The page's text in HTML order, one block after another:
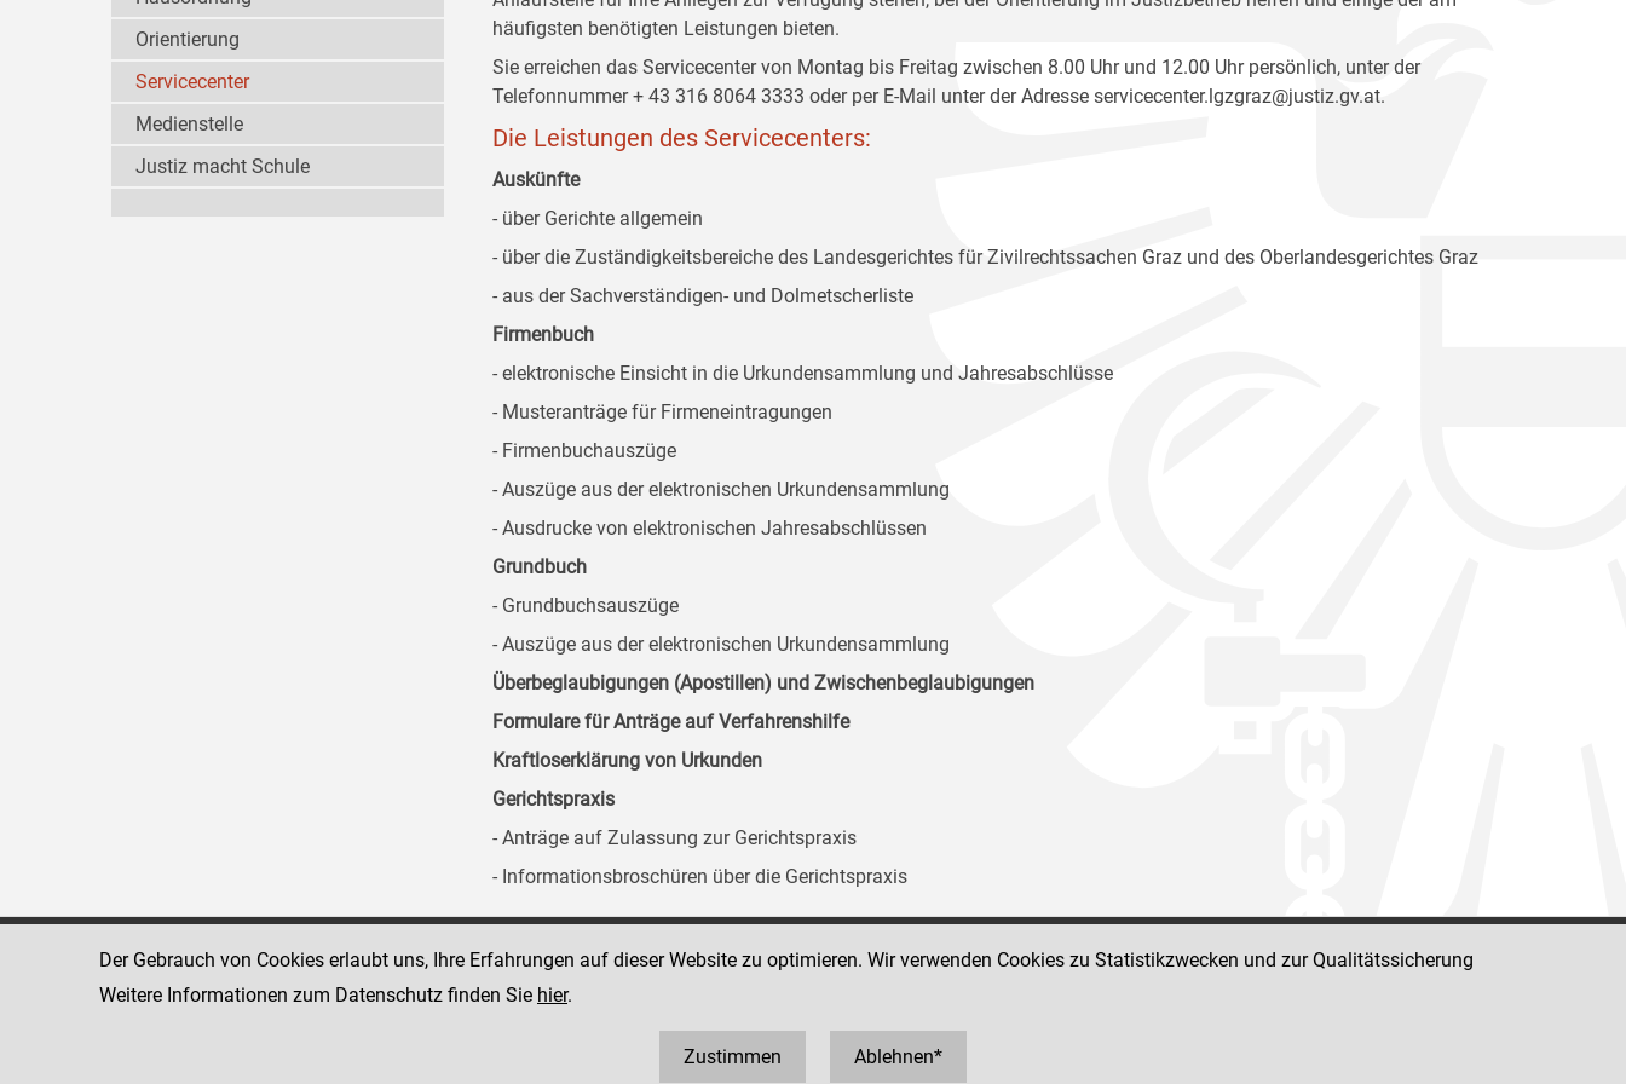
häufigsten benötigten Leistungen bieten.
Sie erreichen das Servicecenter von Montag bis Freitag zwischen 8.00 Uhr und 12.00 Uhr persönlich, unter der
Telefonnummer + 43 316 8064 3333 oder per E-Mail unter der Adresse servicecenter.lgzgraz@justiz.gv.at.
Die Leistungen des Servicecenters:
Auskünfte
- über Gerichte allgemein
- über die Zuständigkeitsbereiche des Landesgerichtes für Zivilrechtssachen Graz und des Oberlandesgerichtes Graz
- aus der Sachverständigen- und Dolmetscherliste
Firmenbuch
- elektronische Einsicht in die Urkundensammlung und Jahresabschlüsse
- Musteranträge für Firmeneintragungen
- Firmenbuchauszüge
- Auszüge aus der elektronischen Urkundensammlung
- Ausdrucke von elektronischen Jahresabschlüssen
Grundbuch
- Grundbuchsauszüge
- Auszüge aus der elektronischen Urkundensammlung
Überbeglaubigungen (Apostillen) und Zwischenbeglaubigungen
Formulare für Anträge auf Verfahrenshilfe
Kraftloserklärung von Urkunden
Gerichtspraxis
- Anträge auf Zulassung zur Gerichtspraxis
- Informationsbroschüren über die Gerichtspraxis
Orientierung
Servicecenter
Medienstelle
Justiz macht Schule
Landesgericht für
Zivilrechtssachen Graz
8010 Graz
Marburger Kai 49
Telefon: +43 316 8064-0 / FAX: 43
Social Media Kanäle
Der Gebrauch von Cookies erlaubt uns, Ihre Erfahrungen auf dieser Website zu optimieren. Wir verwenden Cookies zu Statistikzwecken und zur Qualitätssicherung
Weitere Informationen zum Datenschutz finden Sie hier.
Zustimmen Ablehnen*